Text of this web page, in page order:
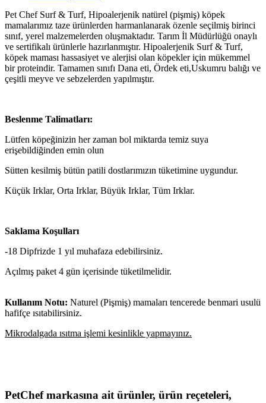
Pet Chef Surf & Turf, Hipoalerjenik natürel (pişmiş) köpek
mamalarımız taze ürünlerden harmanlanarak özenle seçilmiş birinci
sınıf, yerel malzemelerden oluşmaktadır. Tarım İl Müdürlüğü onaylı
ve sertifikalı ürünlerle hazırlanmıştır. Hipoalerjenik Surf & Turf,
köpek maması hassasiyet ve alerjisi olan köpekler için mükemmel
bir proteindir. Tamamen sınıfı Dana eti, Ördek eti,Uskumru balığı ve
çeşitli meyve ve sebzelerden yapılmıştır.
Beslenme Talimatları:
Lütfen köpeğinizin her zaman bol miktarda temiz suya
erişebildiğinden emin olun
Sütten kesilmiş bütün patili dostlarımızın tüketimine uygundur.
Küçük Irklar, Orta Irklar, Büyük Irklar, Tüm Irklar.
Saklama Koşulları
-18 Dipfrizde 1 yıl muhafaza edebilirsiniz.
Açılmış paket 4 gün içerisinde tüketilmelidir.
Kullanım Notu: Naturel (Pişmiş) mamaları tencerede benmari usulü
hafifçe ısıtabilirsiniz.
Mikrodalgada ısıtma işlemi kesinlikle yapmayınız.
PetChef markasına ait ürünler, ürün reçeteleri,